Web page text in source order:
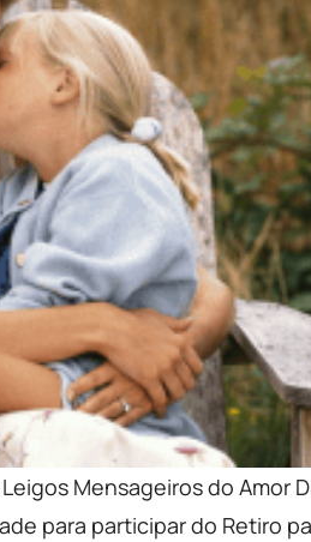
Mensageiros do Amor
para participar do Retiro